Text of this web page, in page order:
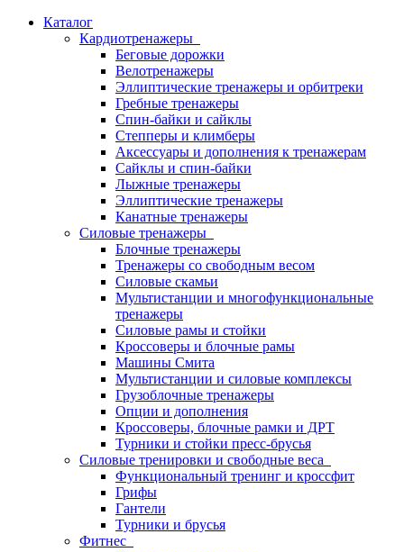
Каталог
Кардиотренажеры
Беговые дорожки
Велотренажеры
Эллиптические тренажеры и орбитреки
Гребные тренажеры
Спин-байки и сайклы
Степперы и климберы
Аксессуары и дополнения к тренажерам
Сайклы и спин-байки
Лыжные тренажеры
Эллиптические тренажеры
Канатные тренажеры
Силовые тренажеры
Блочные тренажеры
Тренажеры со свободным весом
Силовые скамьи
Мультистанции и многофункциональные
тренажеры
Силовые рамы и стойки
Кроссоверы и блочные рамы
Машины Смита
Мультистанции и силовые комплексы
Грузоблочные тренажеры
Опции и дополнения
Кроссоверы, блочные рамки и ДРТ
Турники и стойки пресс-брусья
Силовые тренировки и свободные веса
Функциональный тренинг и кроссфит
Грифы
Гантели
Турники и брусья
Фитнес